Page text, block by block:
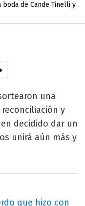
de Cande Tinelli y
una
y
decidido dar un
unirá aún más y
que hizo con